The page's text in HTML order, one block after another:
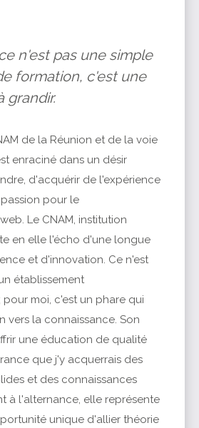
n'est pas une simple
formation, c'est une
grandir.
de la Réunion et de la voie
enraciné dans un désir
d'acquérir de l'expérience
pour le
Le CNAM, institution
en elle l'écho d'une longue
et d'innovation. Ce n'est
établissement
pour moi, c'est un phare qui
vers la connaissance. Son
une éducation de qualité
que j'y acquerrais des
et des connaissances
à l'alternance, elle représente
unique d'allier théorie